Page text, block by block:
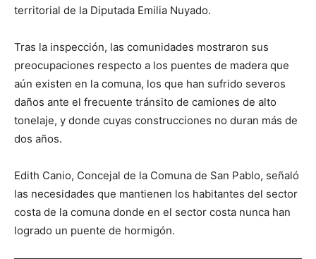
territorial de la Diputada Emilia Nuyado.
Tras la inspección, las comunidades mostraron sus
preocupaciones respecto a los puentes de madera que
aún existen en la comuna, los que han sufrido severos
daños ante el frecuente tránsito de camiones de alto
tonelaje, y donde cuyas construcciones no duran más de
dos años.
Edith Canio, Concejal de la Comuna de San Pablo, señaló
las necesidades que mantienen los habitantes del sector
costa de la comuna donde en el sector costa nunca han
logrado un puente de hormigón.